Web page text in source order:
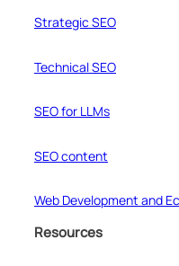
Strategic SEO
Technical SEO
SEO for LLMs
SEO content
Web Development and
Resources